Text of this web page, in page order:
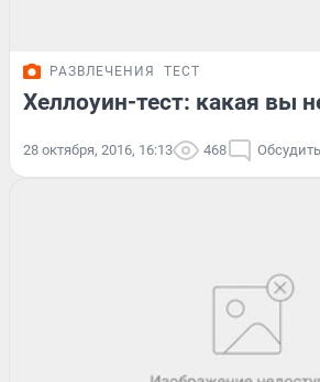
РАЗВЛЕЧЕНИЯ ТЕСТ
Хеллоуин-тест: какая вы
28 октября, 2016, 16:13 468 Обсудить